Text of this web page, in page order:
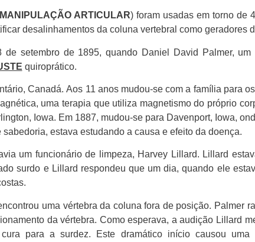
MANIPULAÇÃO ARTICULAR) foram usadas em torno de
desalinhamentos da coluna vertebral como geradores
setembro de 1895, quando Daniel David Palmer, um
quiroprático.
Canadá. Aos 11 anos mudou-se com a família para
uma terapia que utiliza magnetismo do próprio
Iowa. Em 1887, mudou-se para Davenport, Iowa,
estava estudando a causa e efeito da doença.
um funcionário de limpeza, Harvey Lillard. Lillard
surdo e Lillard respondeu que um dia, quando ele
uma vértebra da coluna fora de posição. Palmer
da vértebra. Como esperava, a audição Lillard
para a surdez. Este dramático início causou